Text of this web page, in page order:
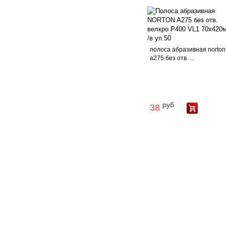
полоса абразивная norton
a275 без отв. ...
38 руб